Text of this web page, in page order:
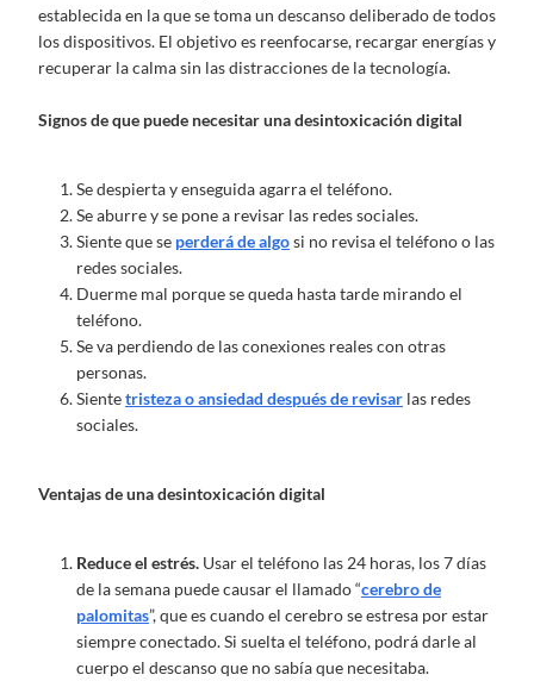
establecida en la que se toma un descanso deliberado de todos
los dispositivos. El objetivo es reenfocarse, recargar energías y
recuperar la calma sin las distracciones de la tecnología.
Signos de que puede necesitar una desintoxicación digital
Se despierta y enseguida agarra el teléfono.
Se aburre y se pone a revisar las redes sociales.
Siente que se perderá de algosi no revisa el teléfono o las
redes sociales.
Duerme mal porque se queda hasta tarde mirando el
teléfono.
Se va perdiendo de las conexiones reales con otras
personas.
Sientetristeza o ansiedad después de revisar las redes
sociales.
Ventajas de una desintoxicación digital
Reduce el estrés. Usar el teléfono las 24 horas, los 7 días
de la semana puede causar el llamado “cerebro de
palomitas”, que es cuando el cerebro se estresa por estar
siempre conectado. Si suelta el teléfono, podrá darle al
cuerpo el descanso que no sabía que necesitaba.